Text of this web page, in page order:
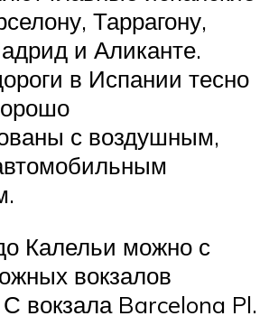
Таррагону,
и Аликанте.
в Испании тесно
с воздушным,
Калельи можно с
вокзалов
вокзала Barcelona Pl.